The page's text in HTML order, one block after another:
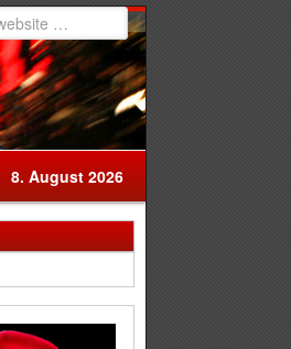
8. August 2026